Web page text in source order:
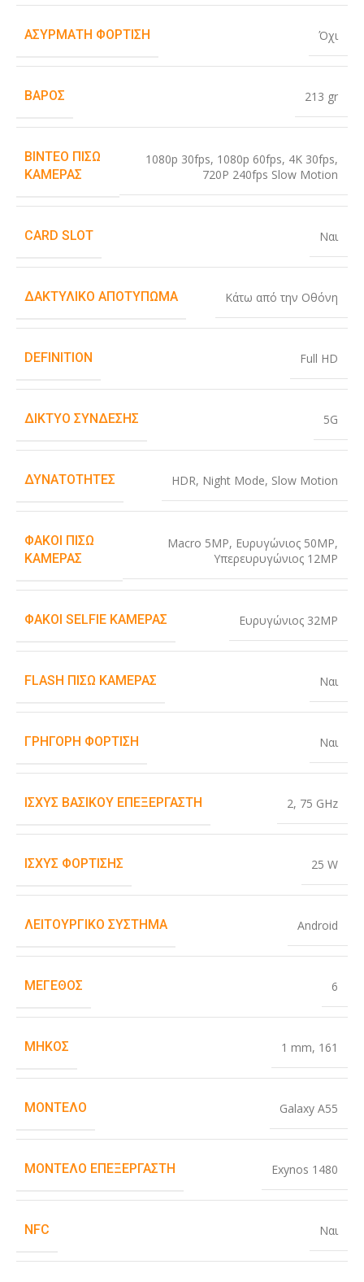
ΑΣΎΡΜΑΤΗ ΦΌΡΤΙΣΗ Όχι
ΒΆΡΟΣ 213 gr
ΒΊΝΤΕΟ ΠΊΣΩ
ΚΆΜΕΡΑΣ
1080p 30fps, 1080p 60fps, 4K 30fps,
720P 240fps Slow Motion
CARD SLOT Ναι
ΔΑΚΤΥΛΙΚΌ ΑΠΟΤΎΠΩΜΑ Κάτω από την Οθόνη
DEFINITION Full HD
ΔΊΚΤΥΟ ΣΎΝΔΕΣΗΣ 5G
ΔΥΝΑΤΌΤΗΤΕΣ HDR, Night Mode, Slow Motion
ΦΑΚΟΊ ΠΊΣΩ
ΚΆΜΕΡΑΣ
Macro 5MP, Ευρυγώνιος 50MP,
Υπερευρυγώνιος 12MP
ΦΑΚΟΊ SELFIE ΚΆΜΕΡΑΣ Ευρυγώνιος 32MP
FLASH ΠΊΣΩ ΚΆΜΕΡΑΣ Ναι
ΓΡΉΓΟΡΗ ΦΌΡΤΙΣΗ Ναι
ΙΣΧΎΣ ΒΑΣΙΚΟΎ ΕΠΕΞΕΡΓΑΣΤΉ 2, 75 GHz
ΙΣΧΎΣ ΦΌΡΤΙΣΗΣ 25 W
ΛΕΙΤΟΥΡΓΙΚΌ ΣΎΣΤΗΜΑ Android
ΜΈΓΕΘΟΣ 6
ΜΉΚΟΣ 1 mm, 161
ΜΟΝΤΈΛΟ Galaxy A55
ΜΟΝΤΈΛΟ ΕΠΕΞΕΡΓΑΣΤΉ Exynos 1480
NFC Ναι